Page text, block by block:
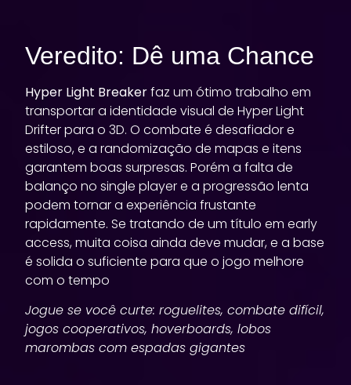
Veredito: Dê uma Chance
Hyper Light Breakerfaz um ótimo trabalho em
transportar a identidade visual de Hyper Light
Drifter para o 3D. O combate é desafiador e
estiloso, e a randomização de mapas e itens
garantem boas surpresas. Porém a falta de
balanço no single player e a progressão lenta
podem tornar a experiência frustante
rapidamente. Se tratando de um título em early
access, muita coisa ainda deve mudar, e a base
é solida o suficiente para que o jogo melhore
com o tempo
Jogue se você curte: roguelites, combate difícil,
jogos cooperativos, hoverboards, lobos
marombas com espadas gigantes